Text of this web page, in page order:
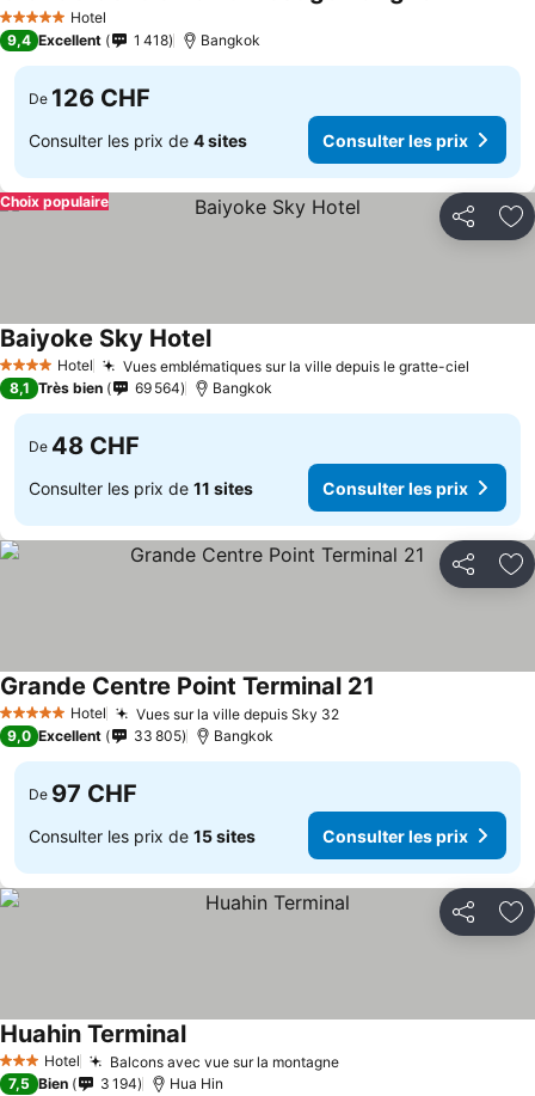
5 Étoiles Hotel
9,4 Excellent 1 418 Bangkok
De 126 CHF
Consulter les prix de 4 sites Consulter les prix
Partager
Choix populaire
4 Étoiles Hotel Vues emblématiques sur la ville depuis le gratte-ciel
Baiyoke Sky HotelConsulter les prix
8,1 Très bien 69 564 Bangkok
De 48 CHF
Consulter les prix de 11 sites Consulter les prix
Partager
5 Étoiles Hotel Vues sur la ville depuis Sky 32Consulter les prix
Grande Centre Point Terminal 21
9,0 Excellent 33 805 Bangkok
De 97 CHF
Consulter les prix de 15 sites Consulter les prix
Partager
3 ÉtoilesHotel Balcons avec vue sur la montagneConsulter les prix
Huahin TerminalConsulter les prix
7,5 Bien 3 194 Hua Hin